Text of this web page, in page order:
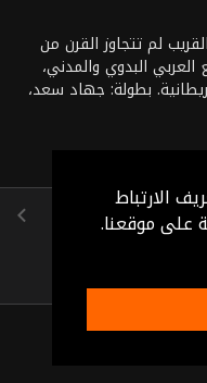
الارتباط
على موقعنا.
لم تتجاوز القرن من
العربي البدوي والمدني،
بطولة: جهاد سعد،
ثائر موسى